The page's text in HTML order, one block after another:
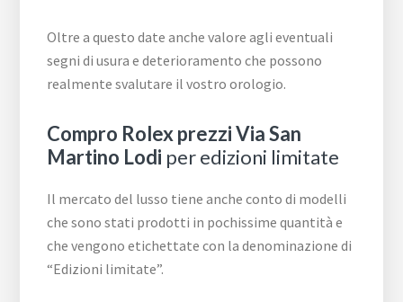
Oltre a questo date anche valore agli eventuali
segni di usura e deterioramento che possono
realmente svalutare il vostro orologio.
Compro Rolex prezzi Via San
Martino Lodi per edizioni limitate
Il mercato del lusso tiene anche conto di modelli
che sono stati prodotti in pochissime quantità e
che vengono etichettate con la denominazione di
“Edizioni limitate”.